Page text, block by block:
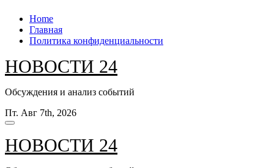
Перейти
содержанию
Home
Главная
Политика конфиденциальности
НОВОСТИ 24
Обсуждения и анализ событий
Пт. Авг 7th, 2026
НОВОСТИ 24